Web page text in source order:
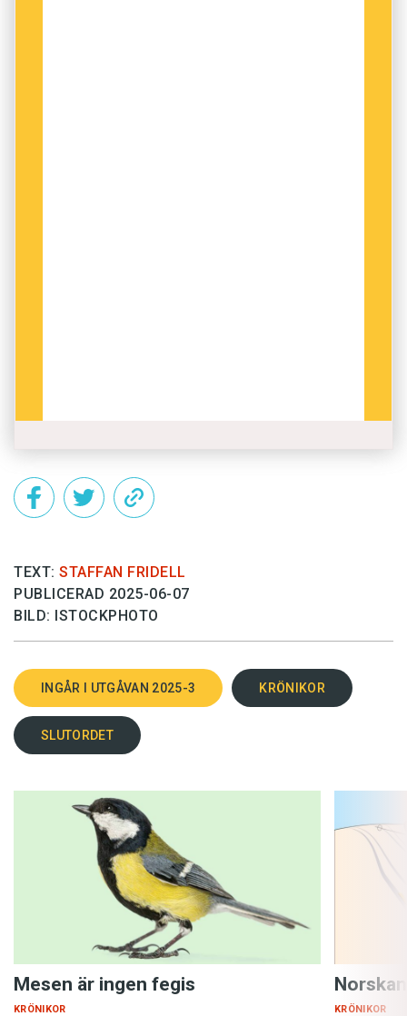
TEXT: STAFFAN FRIDELL
PUBLICERAD 2025-06-07
BILD: ISTOCKPHOTO
INGÅR I UTGÅVAN 2025-3 KRÖNIKOR
SLUTORDET
Mesen är ingen fegis
KRÖNIKOR KRÖNIKOR